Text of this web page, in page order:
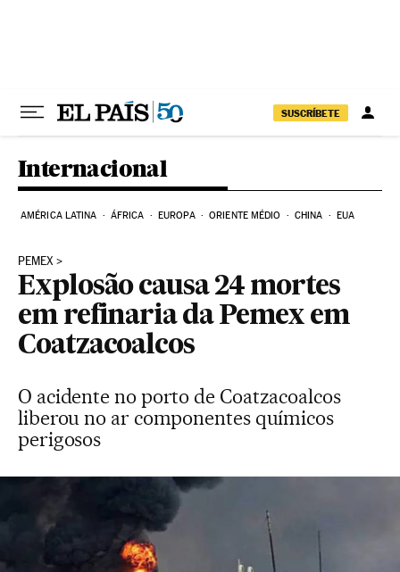
SUSCRÍBETE
Internacional
AMÉRICA LATINA ÁFRICA EUROPA ORIENTE MÉDIO CHINA EUA
PEMEX
Explosão causa 24 mortes
em refinaria da Pemex em
Coatzacoalcos
O acidente no porto de Coatzacoalcos
liberou no ar componentes químicos
perigosos